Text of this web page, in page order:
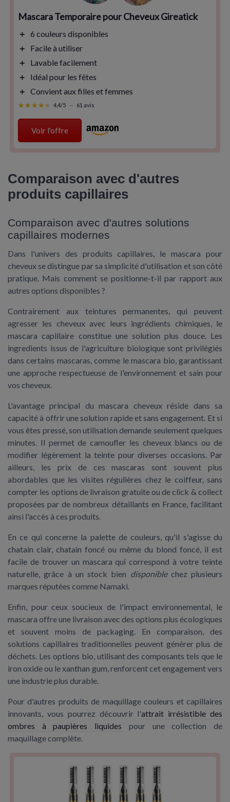
Mascara Temporaire pour Cheveux Gireatick
＋ 6 couleurs disponibles
＋
Facile à utiliser
＋
Lavablefacilement
＋
Idéal pour les fêtes
＋ Convient aux filles et femmes
★★★★★
★★★★★ 4,4/5 — 61 avis
Voir l'offre
Comparaison avec d'autres
produits capillaires
Comparaison avec d'autres solutions
capillaires modernes
Dans l'univers des produits capillaires, le mascara pour
cheveux se distingue par sa simplicité d'utilisation et son côté
pratique. Mais comment se positionne-t-il par rapport aux
autres options disponibles ?
Contrairement aux teintures permanentes, qui peuvent
agresser les cheveux avec leurs ingrédients chimiques, le
mascara capillaire constitue une solution plus douce. Les
ingredients issus de l'agriculture biologiquesont privilégiés
dans certains mascaras, comme le mascara bio, garantissant
une approche respectueuse de l'environnement et sain pour
vos cheveux.
L'avantage principal du mascara cheveux réside dans sa
capacité à offrir une solution rapide et sans engagement. Et si
vous êtes pressé, son utilisation demande seulement quelques
minutes. Il permet de camoufler les cheveux blancs ou de
modifier légèrement la teinte pour diverses occasions. Par
ailleurs, les prix de ces mascaras sont souvent plus
abordables que les visites régulières chez le coiffeur, sans
compter les options de livraison gratuite ou de click & collect
proposées par de nombreux détaillants en France, facilitant
ainsi l'accès à ces produits.
En ce qui concerne la palette de couleurs, qu'il s'agisse du
chatain clair, chatain foncé ou même du blond foncé, il est
facile de trouver un mascara qui correspond à votre teinte
naturelle, grâce à un stock bien disponiblechez plusieurs
marques réputées comme Namaki.
Enfin, pour ceux soucieux de l'impact environnemental, le
mascara offre une livraison avec des options plus écologiques
et souvent moins de packaging. En comparaison, des
solutions capillaires traditionnelles peuvent générer plus de
déchets. Les options bio, utilisant des composants tels que le
iron oxideou le xanthan gum, renforcent cet engagement vers
une industrie plus durable.
Pour d'autres produits de maquillage couleurs et capillaires
innovants, vous pourrez découvrir l'attrait irrésistible des
ombres à paupières liquides pour une collection de
maquillage complète.